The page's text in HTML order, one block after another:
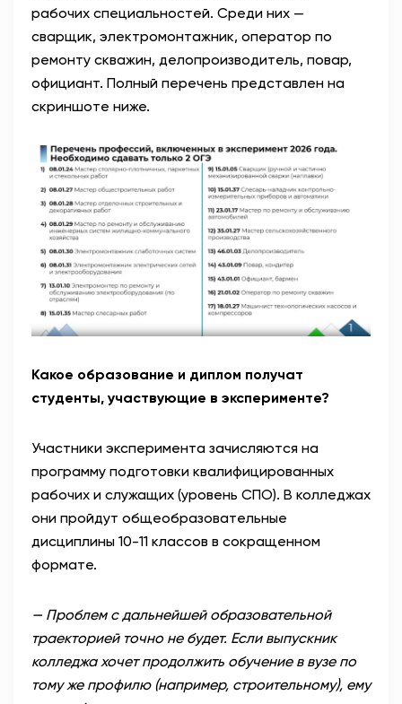
рабочих специальностей. Среди них —
сварщик, электромонтажник, оператор по
ремонту скважин, делопроизводитель, повар,
официант. Полный перечень представлен на
скриншоте ниже.
Какое образование и диплом получат
студенты, участвующие в эксперименте?
Участники эксперимента зачисляются на
программу подготовки квалифицированных
рабочих и служащих (уровень СПО). В колледжах
они пройдут общеобразовательные
дисциплины 10-11 классов в сокращенном
формате.
— Проблем с дальнейшей образовательной
траекторией точно не будет. Если выпускник
колледжа хочет продолжить обучение в вузе по
тому же профилю (например, строительному), ему